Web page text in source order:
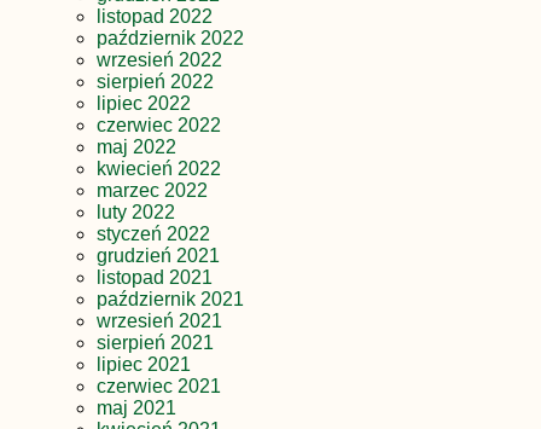
listopad 2022
październik 2022
wrzesień 2022
sierpień 2022
lipiec 2022
czerwiec 2022
maj 2022
kwiecień 2022
marzec 2022
luty 2022
styczeń 2022
grudzień 2021
listopad 2021
październik 2021
wrzesień 2021
sierpień 2021
lipiec 2021
czerwiec 2021
maj 2021